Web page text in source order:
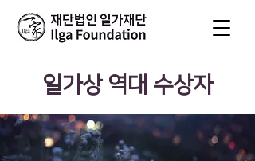
​일가상 역대 수상자